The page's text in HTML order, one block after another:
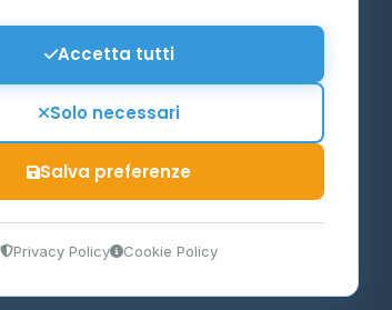
Mappa del sito
Contattaci
Accetta tutti
Solo necessari
Salva preferenze
Privacy Policy Cookie Policy